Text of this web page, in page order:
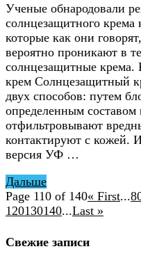
Ученые обнародовали
солнцезащитного крема
которые как они
вероятно проникают в
солнцезащитные крема.
крем Солнцезащитный
двух способов: путем
определенным
отфильтровывают
контактируют с кожей.
версия УФ …
Дальше
Page 110 of 140« First...
120130140...Last »
Свежие записи